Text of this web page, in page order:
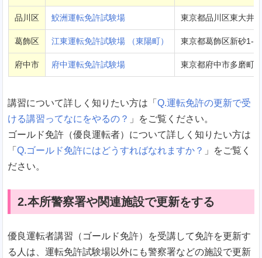
品川区 鮫洲運転免許試験場 東京都品川区東大井
葛飾区 江東運転免許試験場 （東陽町） 東京都葛飾区新砂1-
府中市 府中運転免許試験場 東京都府中市多磨町
講習について詳しく知りたい方は「 Q.運転免許の更新で受
ける講習ってなにをやるの？ 」をご覧ください。
ゴールド免許（優良運転者）について詳しく知りたい方は
「 Q.ゴールド免許にはどうすればなれますか？ 」をご覧く
ださい。
2.本所警察署や関連施設で更新をする
優良運転者講習（ゴールド免許）を受講して免許を更新す
る人は、運転免許試験場以外にも警察署などの施設で更新